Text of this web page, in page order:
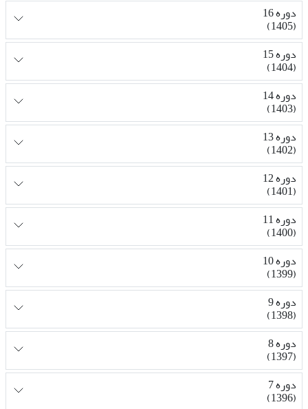
دوره 16
(1405)
دوره 15
(1404)
دوره 14
(1403)
دوره 13
(1402)
دوره 12
(1401)
دوره 11
(1400)
دوره 10
(1399)
دوره 9
(1398)
دوره 8
(1397)
دوره 7
(1396)